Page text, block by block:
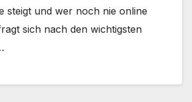
steigt und wer noch nie online
sich nach den wichtigsten